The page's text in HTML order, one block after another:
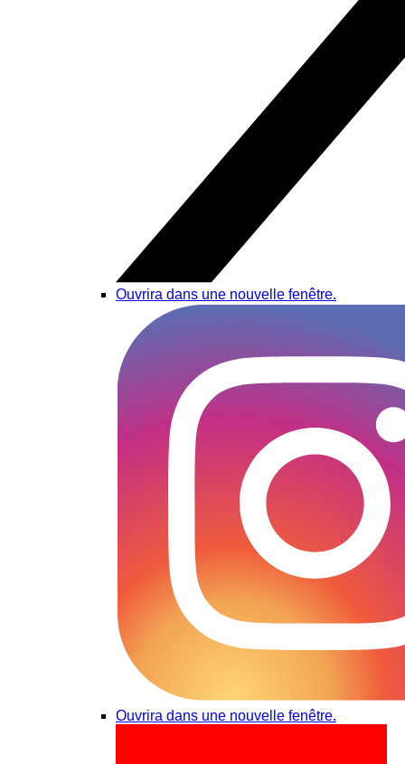
Ouvrira dans une nouvelle fenêtre.
Ouvrira dans une nouvelle fenêtre.